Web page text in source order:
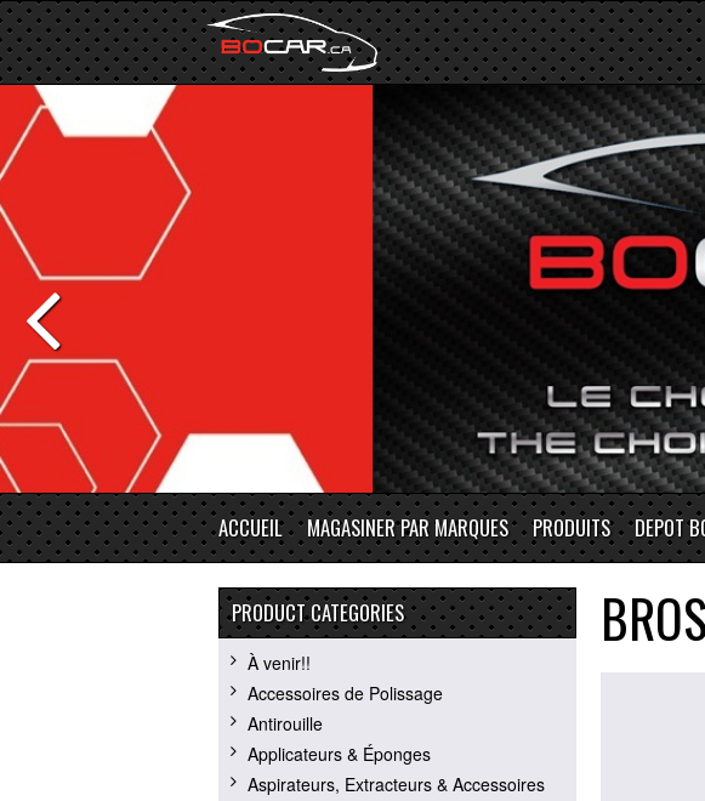
ACCUEIL MAGASINER PAR MARQUES PRODUITS DEPOT
PRODUCT CATEGORIES
À venir!!
Accessoires de Polissage
Antirouille
Applicateurs & Éponges
Aspirateurs, Extracteurs & Accessoires